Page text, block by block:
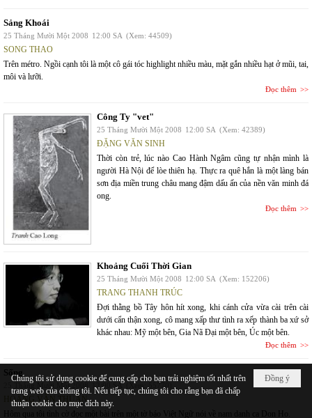
Sảng Khoái
25 Tháng Mười Một 2008 12:00 SA (Xem: 44509)
SONG THAO
Trên métro. Ngồi cạnh tôi là một cô gái tóc highlight nhiều màu, mặt gắn nhiều hạt ở mũi, tai,
môi và lưỡi.
Đọc thêm
Công Ty "vet"
25 Tháng Mười Một 2008 12:00 SA (Xem: 42389)
ĐẶNG VĂN SINH
Thời còn trẻ, lúc nào Cao Hành Ngâm cũng tự nhận mình là
người Hà Nội để lòe thiên hạ. Thực ra quê hắn là một làng bán
sơn địa miền trung châu mang đậm dấu ấn của nền văn minh đá
ong.
Đọc thêm
Khoảng Cuối Thời Gian
25 Tháng Mười Một 2008 12:00 SA (Xem: 152206)
TRANG THANH TRÚC
Đợi thằng bồ Tây hôn hít xong, khi cánh cửa vừa cài trên cài
dưới cẩn thận xong, cô mang xấp thư tình ra xếp thành ba xứ sở
khác nhau: Mỹ một bên, Gia Nã Đại một bên, Úc một bên.
Đọc thêm
Sống
25 Tháng Mười Một 2008 12:00 SA (Xem: 55770)
HOÀNG VĂN THUẤN
Hôm qua tôi tình cờ đọc một bài trên một tờ báo Việt Ngữ nói về nam danh ca Don Ho.
Đồng ý
Chúng tôi sử dụng cookie để cung cấp cho bạn trải nghiệm tốt nhất trên
trang web của chúng tôi. Nếu tiếp tục, chúng tôi cho rằng bạn đã chấp
thuận cookie cho mục đích này.